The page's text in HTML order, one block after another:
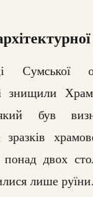
Сумської
знищили
який був
зразків
понад двох
лише руїни.